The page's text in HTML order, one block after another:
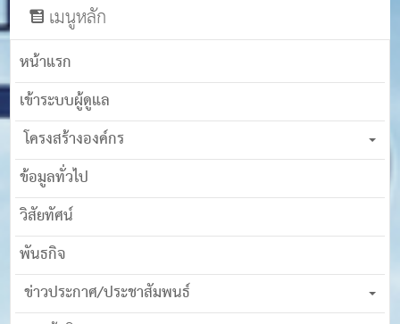
เมนูหลัก
หน้าแรก
เข้าระบบผู้ดูแล
โครงสร้างองค์กร
ข้อมูลทั่วไป
วิสัยทัศน์
พันธกิจ
ข่าวประกาศ/ประชาสัมพนธ์